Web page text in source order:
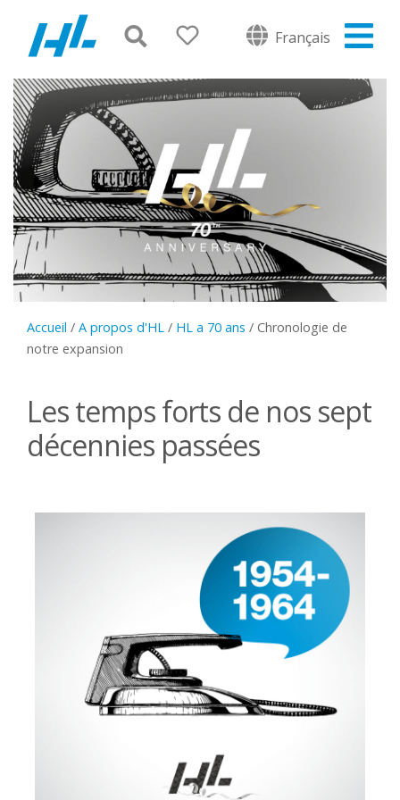
Français
Accueil / A propos d'HL / HL a 70 ans / Chronologie de
notre expansion
Les temps forts de nos sept
décennies passées